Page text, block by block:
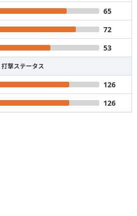
65
72
53
打撃ステータス
126
126